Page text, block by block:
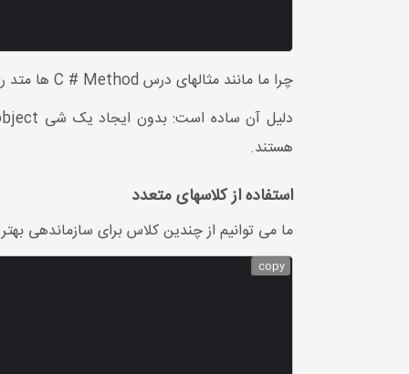
چرا ما مانند مثالهای درس C # Method ها متد را عمومی و نه ساکن اعلام کردیم؟
هستند.
استفاده از کلاسهای متعدد
ما می توانیم از چندین کلاس برای سازماندهی
copy